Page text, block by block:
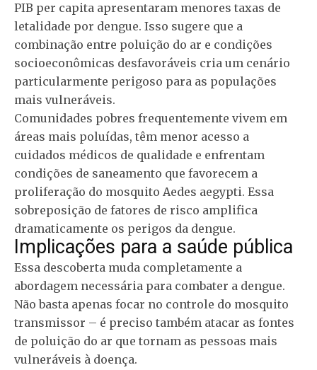
PIB per capita apresentaram menores taxas de
letalidade por dengue. Isso sugere que a
combinação entre poluição do ar e condições
socioeconômicas desfavoráveis cria um cenário
particularmente perigoso para as populações
mais vulneráveis.
Comunidades pobres frequentemente vivem em
áreas mais poluídas, têm menor acesso a
cuidados médicos de qualidade e enfrentam
condições de saneamento que favorecem a
proliferação do mosquito Aedes aegypti. Essa
sobreposição de fatores de risco amplifica
dramaticamente os perigos da dengue.
Implicações para a saúde pública
Essa descoberta muda completamente a
abordagem necessária para combater a dengue.
Não basta apenas focar no controle do mosquito
transmissor – é preciso também atacar as fontes
de poluição do ar que tornam as pessoas mais
vulneráveis à doença.